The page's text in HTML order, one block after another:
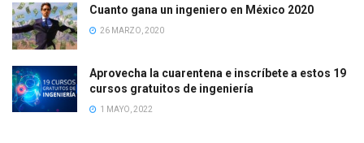
Cuanto gana un ingeniero en México 2020
26 MARZO, 2020
Aprovecha la cuarentena e inscríbete a estos 19
cursos gratuitos de ingeniería
1 MAYO, 2022